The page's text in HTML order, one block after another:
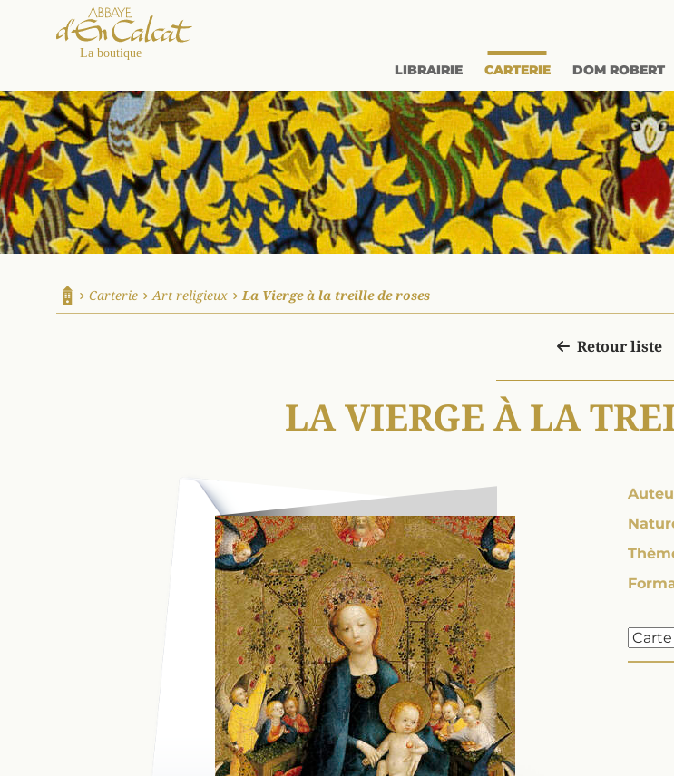
LIBRAIRIE CARTERIE DOM ROBERT
Accueil
Carterie Art religieux La Vierge à la treille de roses
Retour liste
LA VIERGE À LA